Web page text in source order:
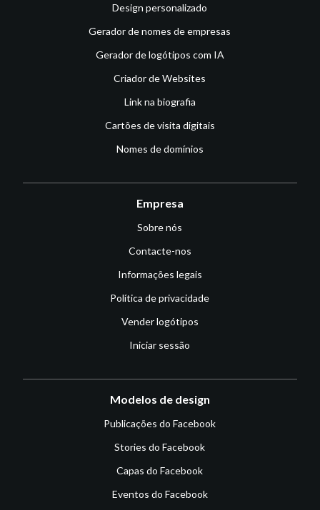
Design personalizado
Gerador de nomes de empresas
Gerador de logótipos com IA
Criador de Websites
Link na biografia
Cartões de visita digitais
Nomes de domínios
Empresa
Sobre nós
Contacte-nos
Informações legais
Política de privacidade
Vender logótipos
Iniciar sessão
Modelos de design
Publicações do Facebook
Stories do Facebook
Capas do Facebook
Eventos do Facebook